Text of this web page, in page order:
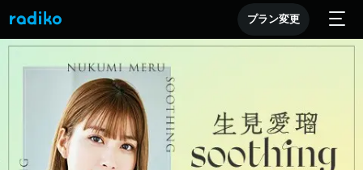
プラン変更